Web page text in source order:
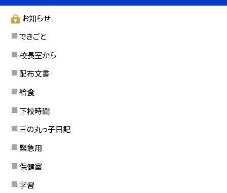
お知らせ
できごと
校長室から
配布文書
給食
下校時間
三の丸っ子日記
緊急用
保健室
学習